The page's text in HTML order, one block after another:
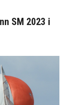
SM 2023 i